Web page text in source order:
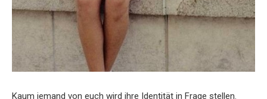
Kaum jemand von euch wird ihre Identität in Frage stellen.